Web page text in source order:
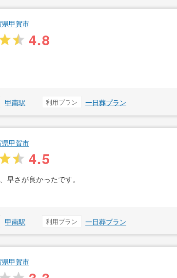
県甲賀市
4.8
甲南駅 利用プラン 一日葬プラン
県甲賀市
4.5
早さが良かったです。
甲南駅 利用プラン 一日葬プラン
県甲賀市